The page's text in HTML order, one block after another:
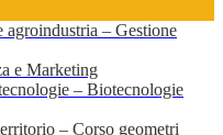
agroindustria – Gestione
e Marketing
– Biotecnologie
– Corso geometri